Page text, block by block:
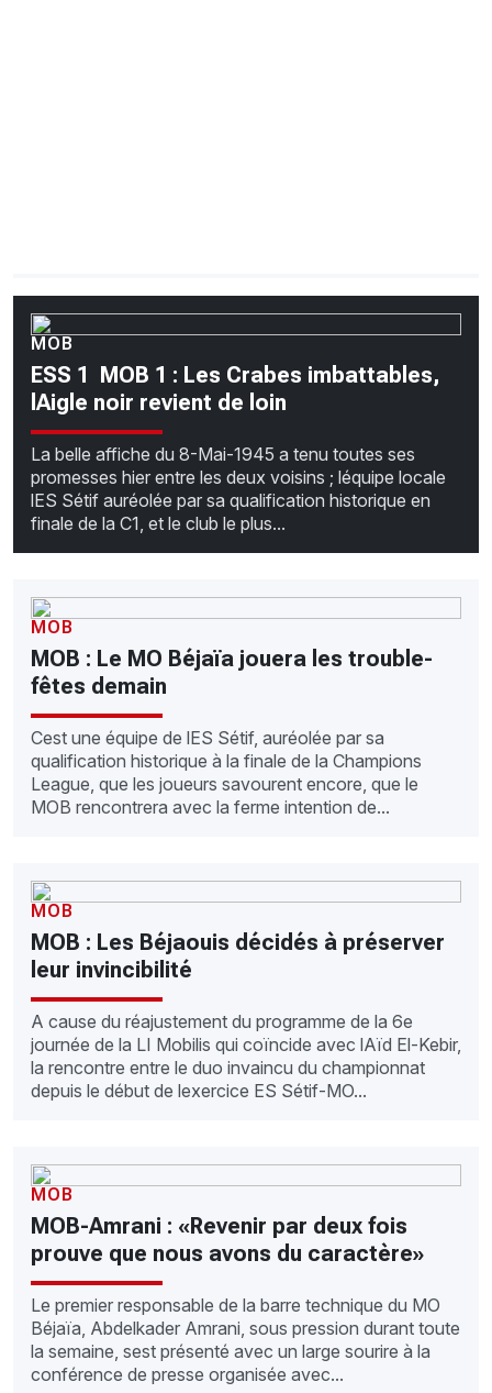
MOB
ESS 1  MOB 1 : Les Crabes imbattables,
lAigle noir revient de loin
La belle affiche du 8-Mai-1945 a tenu toutes ses
promesses hier entre les deux voisins ; léquipe locale
lES Sétif auréolée par sa qualification historique en
finale de la C1, et le club le plus...
MOB
MOB : Le MO Béjaïa jouera les trouble-
fêtes demain
Cest une équipe de lES Sétif, auréolée par sa
qualification historique à la finale de la Champions
League, que les joueurs savourent encore, que le
MOB rencontrera avec la ferme intention de...
MOB
MOB : Les Béjaouis décidés à préserver
leur invincibilité
A cause du réajustement du programme de la 6e
journée de la LI Mobilis qui coïncide avec lAïd El-Kebir,
la rencontre entre le duo invaincu du championnat
depuis le début de lexercice ES Sétif-MO...
MOB
MOB-Amrani : «Revenir par deux fois
prouve que nous avons du caractère»
Le premier responsable de la barre technique du MO
Béjaïa, Abdelkader Amrani, sous pression durant toute
la semaine, sest présenté avec un large sourire à la
conférence de presse organisée avec...